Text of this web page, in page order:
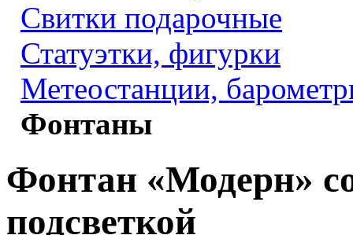
Свитки подарочные
Статуэтки, фигурки
Метеостанции,
Фонтаны
Фонтан «Модерн»
подсветкой